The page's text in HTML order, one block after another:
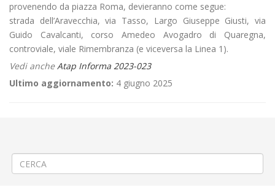
provenendo da piazza Roma, devieranno come segue:
strada dell’Aravecchia, via Tasso, Largo Giuseppe Giusti, via
Guido Cavalcanti, corso Amedeo Avogadro di Quaregna,
controviale, viale Rimembranza (e viceversa la Linea 1).
Vedi ancheAtap Informa 2023-023
Ultimo aggiornamento: 4 giugno 2025